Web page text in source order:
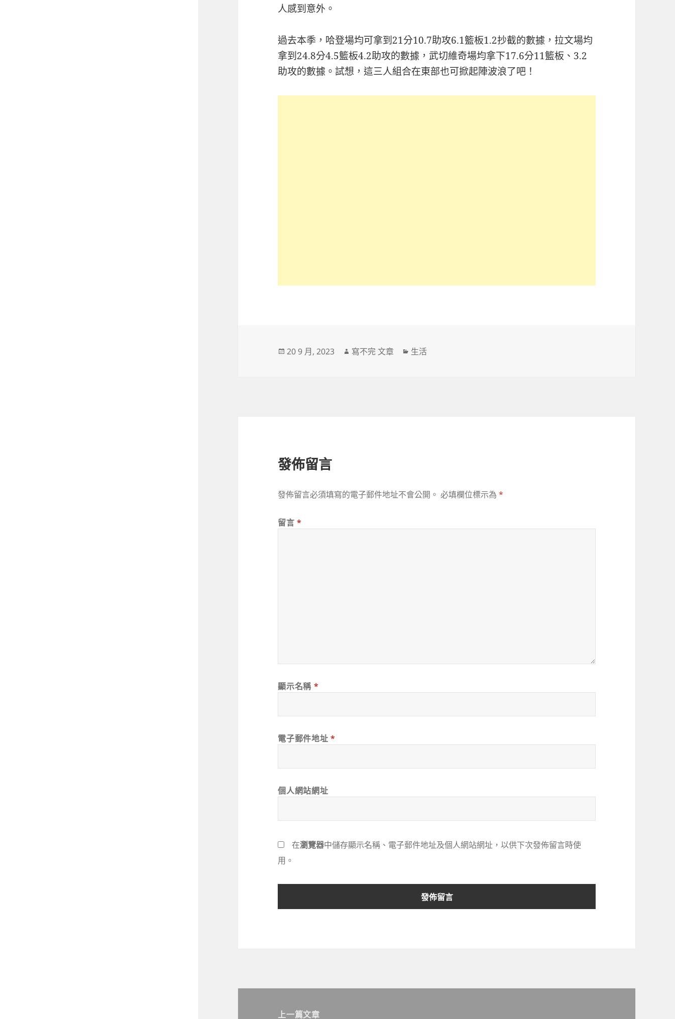
人感到意外。
過去本季，哈登場均可拿到21分10.7助攻6.1籃板1.2抄截的數據，拉文場均
拿到24.8分4.5籃板4.2助攻的數據，武切維奇場均拿下17.6分11籃板、3.2
助攻的數據。試想，這三人組合在東部也可掀起陣波浪了吧！
發
20 9 月, 2023
作
寫不完 文章
分
生活
發佈留言
發佈留言必須填寫的電子郵件地址不會公開。 必填欄位標示為*
留言*
顯示名稱 *
電子郵件地址 *
個人網站網址
在瀏覽器中儲存顯示名稱、電子郵件地址及個人網站網址，以供下次發佈留言時使
用。
上一篇文章